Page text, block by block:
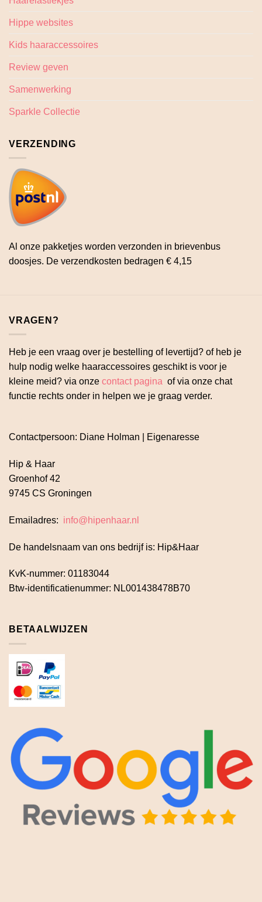
Hippe websites
Kids haaraccessoires
Review geven
Samenwerking
Sparkle Collectie
VERZENDING
Al onze pakketjes worden verzonden in brievenbus
doosjes. De verzendkosten bedragen € 4,15
VRAGEN?
Heb je een vraag over je bestelling of levertijd? of heb je
hulp nodig welke haaraccessoires geschikt is voor je
kleine meid? via onze contact pagina of via onze chat
functie rechts onder in helpen we je graag verder.
Contactpersoon: Diane Holman | Eigenaresse
Hip & Haar
Groenhof 42
9745 CS Groningen
Emailadres: info@hipenhaar.nl
De handelsnaam van ons bedrijf is: Hip&Haar
KvK-nummer: 01183044
Btw-identificatienummer: NL001438478B70
BETAALWIJZEN